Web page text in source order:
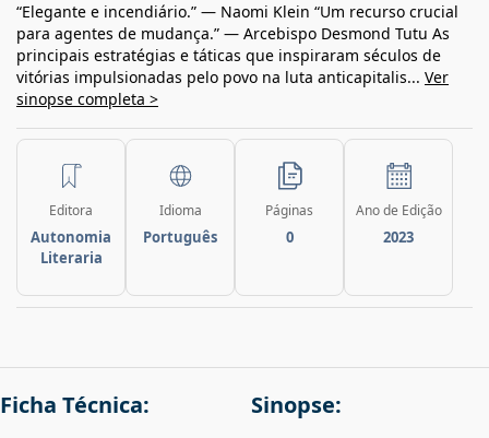
“Elegante e incendiário.” — Naomi Klein “Um recurso crucial
para agentes de mudança.” — Arcebispo Desmond Tutu As
principais estratégias e táticas que inspiraram séculos de
vitórias impulsionadas pelo povo na luta anticapitalis... Ver
sinopse completa >
Editora
Autonomia
Literaria
Idioma
Português
Páginas
0
Ano de Edição
2023
Ficha Técnica: Sinopse: